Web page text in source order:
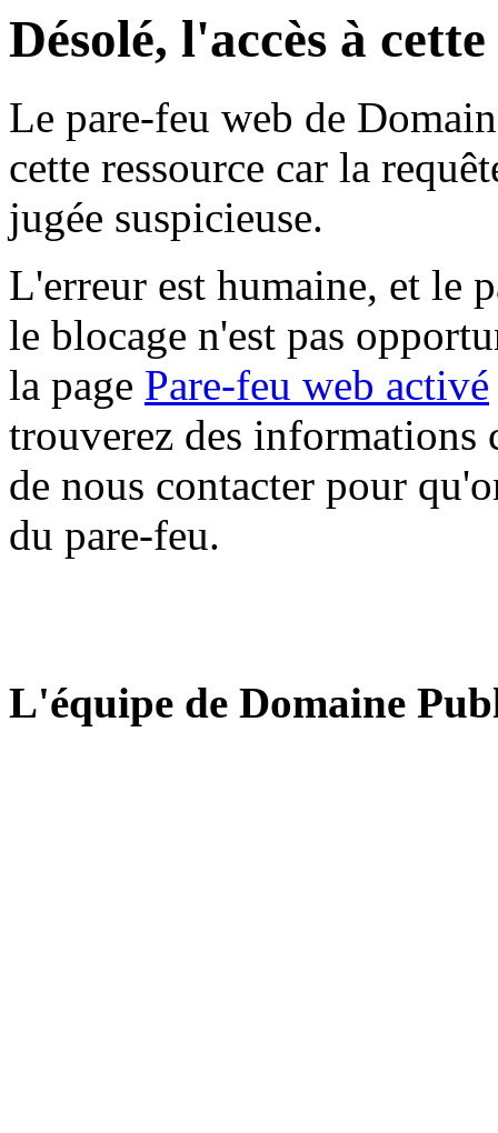
Désolé, l'accès à
Le pare-feu web de
cette ressource car la
jugée suspicieuse.
L'erreur est humaine, et le
le blocage n'est pas
la page Pare-feu web activé
trouverez des informations
de nous contacter pour
du pare-feu.
L'équipe de Domaine